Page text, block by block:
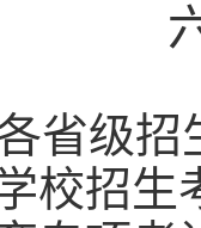
省级招
校招生